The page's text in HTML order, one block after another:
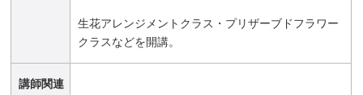
生花アレンジメントクラス・プリザーブドフラワー
クラスなどを開講。
講師関連